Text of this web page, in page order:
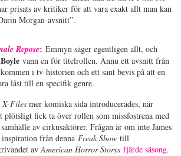
prisats av kritiker för att vara exakt allt man kan
Morgan-avsnitt”.
Repose: Emmyn säger egentligen allt, och
vann en för titelrollen. Ännu ett avsnitt från
i tv-historien och ett sant bevis på att en
låst till en specifik genre.
X-Files mer komiska sida introducerades, när
fick ta över rollen som missfostrena med
av cirkusaktörer. Frågan är om inte James
från denna Freak Show till
avAmerican Horror Storys fjärde säsong.